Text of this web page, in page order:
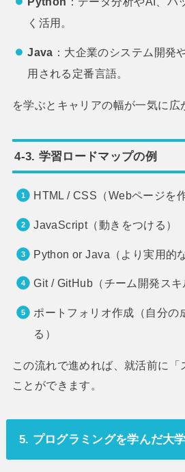
く活用。
Java ：大企業のシステム開発
用される定番言語。
を学ぶとキャリアの幅が一気に広
4-3. 学習ロードマップの例
HTML / CSS（Webページを作
JavaScript（動きをつける）
Python or Java（より実用的
Git / GitHub（チーム開発スキ
ポートフォリオ作成（自分の
る）
この流れで進めれば、就活前に「
ことができます。
5. プログラミングを学んだ大